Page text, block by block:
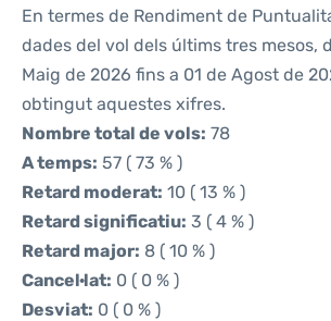
En termes de Rendiment de
dades del vol dels últims tres mesos,
Maig de 2026 fins a 01 de Agost de
obtingut aquestes xifres.
Nombre total de vols: 78
A temps: 57 ( 73 % )
Retard moderat: 10 ( 13 % )
Retard significatiu: 3 ( 4 % )
Retard major: 8 ( 10 % )
Cancel·lat: 0 ( 0 % )
Desviat: 0 ( 0 % )